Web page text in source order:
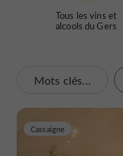
Tous les vins et
alcools du Gers
Mots clés...
Cassaigne